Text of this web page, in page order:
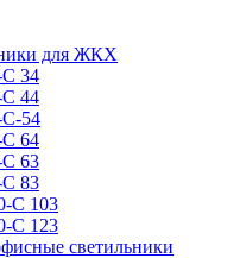
для ЖКХ
34
44
54
64
63
83
С 103
С 123
светильники